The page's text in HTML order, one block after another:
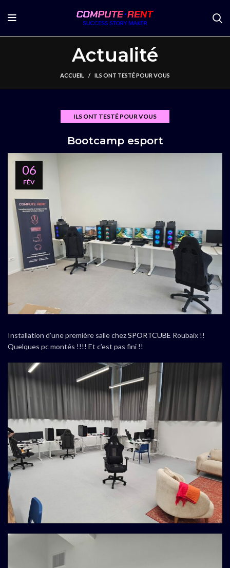
Actualité
ACCUEIL ILS ONT TESTÉ POUR VOUS
ILS ONT TESTÉ POUR VOUS
Bootcamp esport
06
FÉV
Installation d’une première salle chezSPORTCUBE Roubaix !!
Quelques pc montés !!!! Et c’est pas fini !!